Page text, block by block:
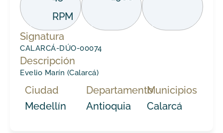
RPM
Signatura
CALARCÁ-DÚO-00074
Descripción
Evelio Marín (Calarcá)
Ciudad
Medellín
Departamento
Antioquia
Municipios
Calarcá